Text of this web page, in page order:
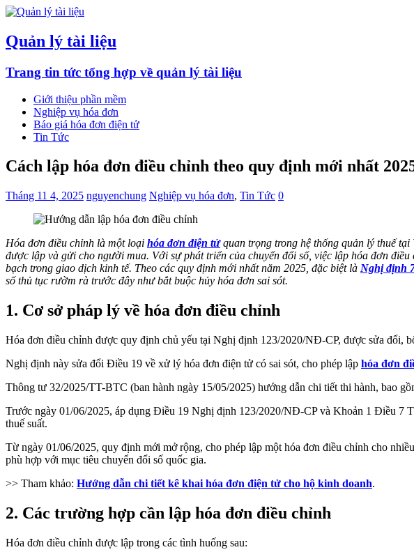
Quản lý tài liệu
Trang tin tức tổng hợp về quản lý tài liệu
Giới thiệu phần mềm
Nghiệp vụ hóa đơn
Báo giá hóa đơn điện tử
Tin Tức
Cách lập hóa đơn điều chỉnh theo quy định mới nhất
Tháng 11 4, 2025 nguyenchung Nghiệp vụ hóa đơn, Tin Tức 0
Hóa đơn điều chỉnh là một loại hóa đơn điện tửquan trọng trong hệ thống quản lý thuế tại
được lập và gửi cho người mua. Với sự phát triển của chuyển đổi số, việc lập hóa đơn
bạch trong giao dịch kinh tế. Theo các quy định mới nhất năm 2025, đặc biệt là Nghị định
số thủ tục rườm rà trước đây như bắt buộc hủy hóa đơn sai sót.
1. Cơ sở pháp lý về hóa đơn điều chỉnh
Hóa đơn điều chỉnh được quy định chủ yếu tại Nghị định 123/2020/NĐ-CP, được sửa đổi,
Nghị định này sửa đổi Điều 19 về xử lý hóa đơn điện tử có sai sót, cho phép lập hóa đơn
Thông tư 32/2025/TT-BTC (ban hành ngày 15/05/2025) hướng dẫn chi tiết thi hành, bao
Trước ngày 01/06/2025, áp dụng Điều 19 Nghị định 123/2020/NĐ-CP và Khoản 1 Điều 7
thuế suất.
Từ ngày 01/06/2025, quy định mới mở rộng, cho phép lập một hóa đơn điều chỉnh cho
phù hợp với mục tiêu chuyển đổi số quốc gia.
>> Tham khảo: Hướng dẫn chi tiết kê khai hóa đơn điện tử cho hộ kinh doanh.
2. Các trường hợp cần lập hóa đơn điều chỉnh
Hóa đơn điều chỉnh được lập trong các tình huống sau: